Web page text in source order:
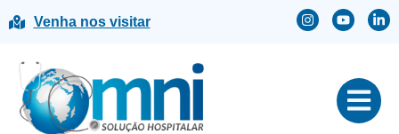
Venha nos visitar